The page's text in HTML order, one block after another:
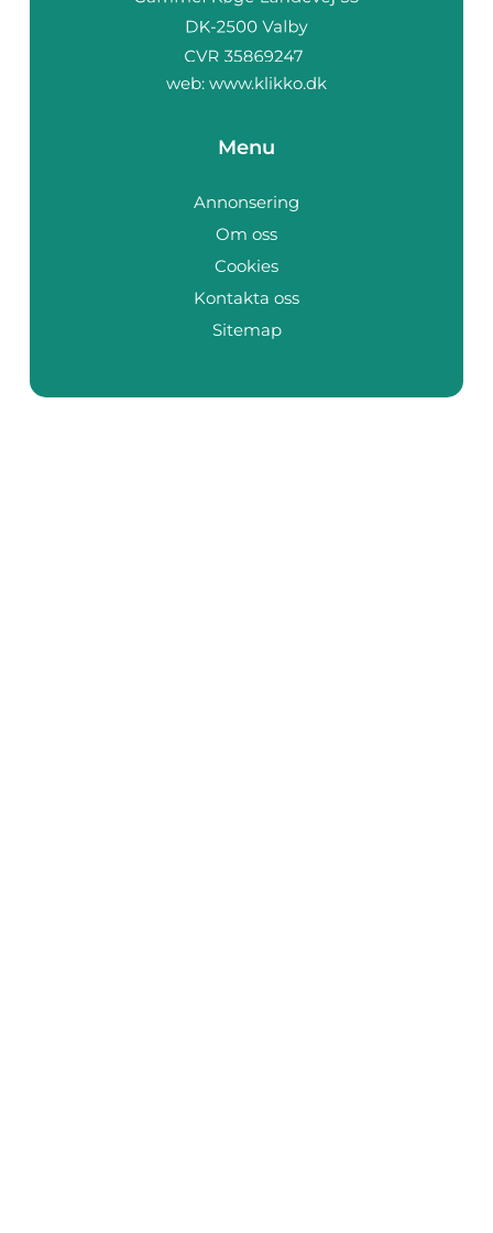
web: www.klikko.dk
Menu
Annonsering
Om oss
Cookies
Kontakta oss
Sitemap